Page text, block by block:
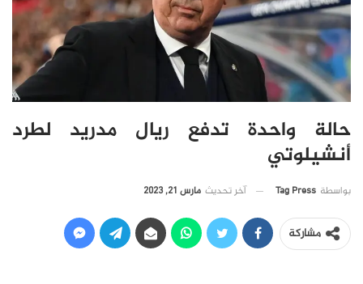
حالة واحدة تدفع ريال مدريد لطرد
أنشيلوتي
بواسطة Tag Press آخر تحديث مارس 21, 2023
مشاركة